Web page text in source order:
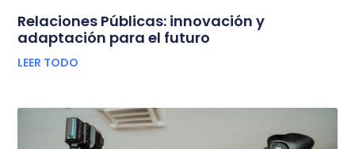
Relaciones Públicas: innovación y
adaptación para el futuro
LEER TODO